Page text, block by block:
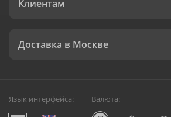
Клиентам
Доставка в Москве
Язык интерфейса: Валюта: